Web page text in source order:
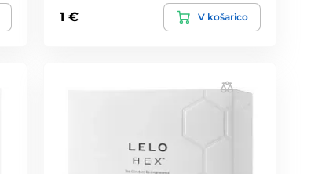
1 € V košarico